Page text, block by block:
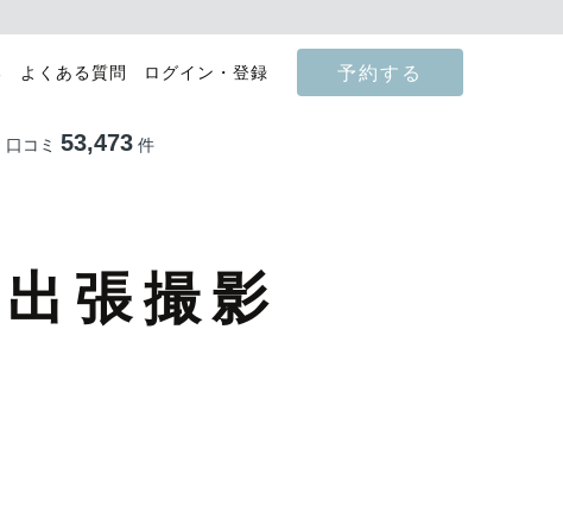
よくある質問 ログイン・登録 予約する
口コミ 53,473件
張撮影